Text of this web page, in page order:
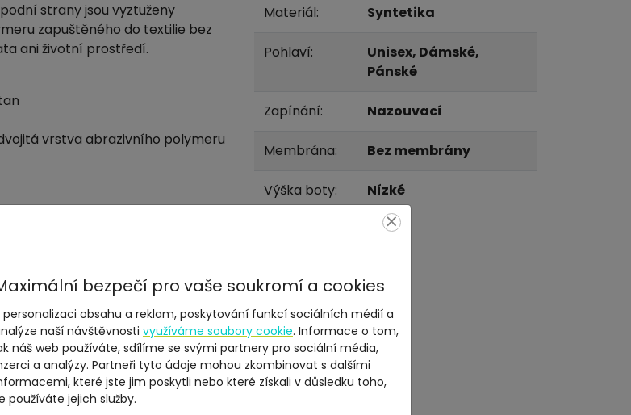
strany jsou vyztuženy
zapuštěného do textilie bez
ani životní prostředí.
vrstva abrazivního polymeru
23–24
24–25
25–26
Materiál: Syntetika
Pohlaví:
Unisex, Dámské,
Pánské
Zapínání: Nazouvací
Membrána: Bez membrány
Výška boty: Nízké
×
bezpečí pro vaše soukromí a cookies
personalizaci obsahu a reklam, poskytování funkcí sociálních médií a
naší návštěvnosti využíváme soubory cookie. Informace o tom,
náš web používáte, sdílíme se svými partnery pro sociální média,
a analýzy. Partneři tyto údaje mohou zkombinovat s dalšími
které jste jim poskytli nebo které získali v důsledku toho,
používáte jejich služby.